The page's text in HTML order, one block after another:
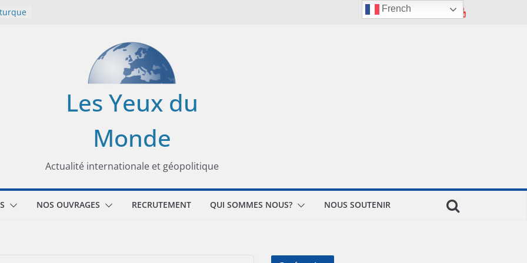
Les Yeux du
Monde
Actualité internationale et géopolitique
NOS OUVRAGES RECRUTEMENT QUI SOMMES NOUS? NOUS SOUTENIR
French